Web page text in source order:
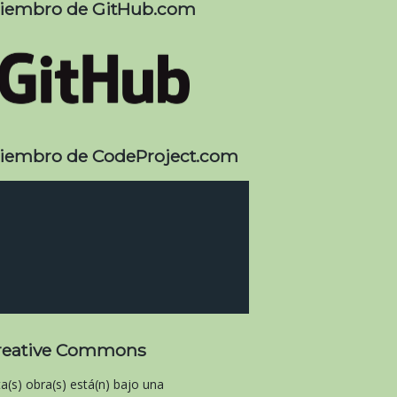
de GitHub.com
de CodeProject.com
Commons
obra(s) está(n) bajo una